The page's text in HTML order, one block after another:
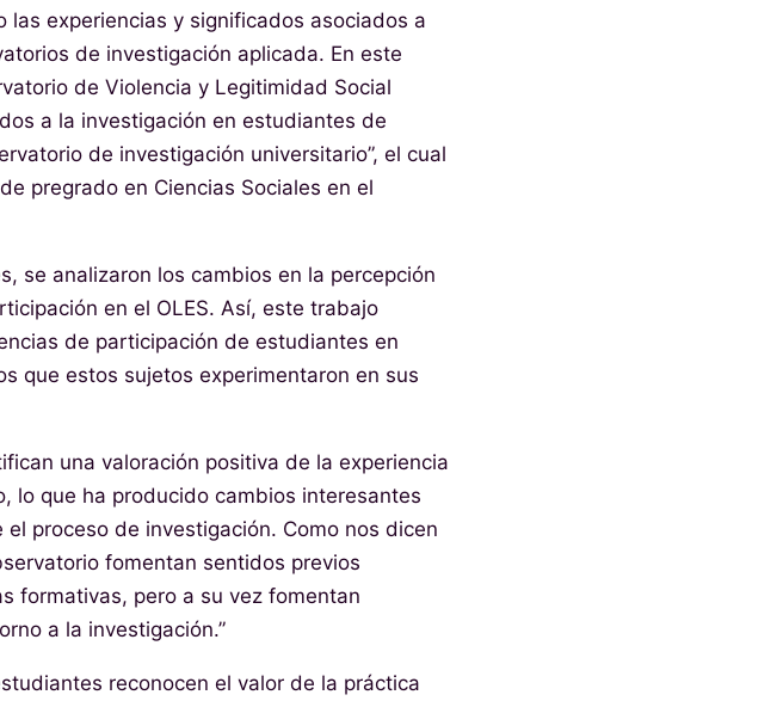
las experiencias y significados asociados a
de investigación aplicada. En este
de Violencia y Legitimidad Social
a la investigación en estudiantes de
de investigación universitario”, el cual
pregrado en Ciencias Sociales en el
se analizaron los cambios en la percepción
en el OLES. Así, este trabajo
de participación de estudiantes en
que estos sujetos experimentaron en sus
una valoración positiva de la experiencia
lo que ha producido cambios interesantes
proceso de investigación. Como nos dicen
fomentan sentidos previos
formativas, pero a su vez fomentan
a la investigación.”
reconocen el valor de la práctica